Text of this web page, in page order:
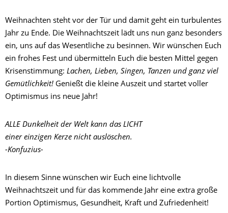
Weihnachten steht vor der Tür und damit geht ein turbulentes
Jahr zu Ende. Die Weihnachtszeit lädt uns nun ganz besonders
ein, uns auf das Wesentliche zu besinnen. Wir wünschen Euch
ein frohes Fest und übermitteln Euch die besten Mittel gegen
Krisenstimmung: Lachen, Lieben, Singen, Tanzen und ganz viel
Gemütlichkeit! Genießt die kleine Auszeit und startet voller
Optimismus ins neue Jahr!
ALLE Dunkelheit der Welt kann das LICHT
einer einzigen Kerze nicht auslöschen.
-Konfuzius-
In diesem Sinne wünschen wir Euch eine lichtvolle
Weihnachtszeit und für das kommende Jahr eine extra große
Portion Optimismus, Gesundheit, Kraft und Zufriedenheit!